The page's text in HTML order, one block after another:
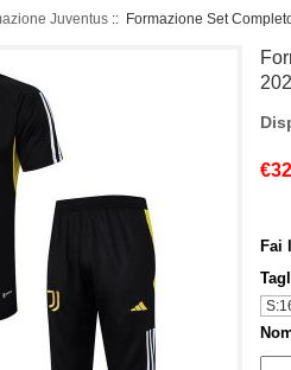
Juventus :: Formazione Set
Fai